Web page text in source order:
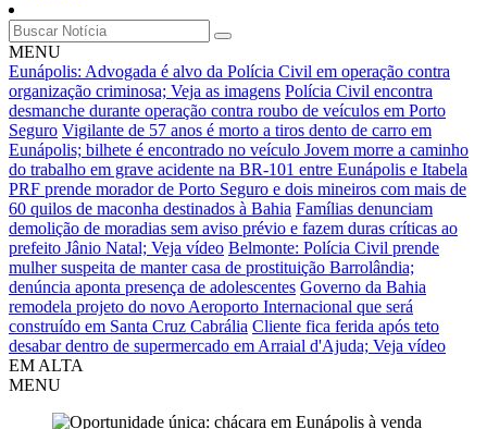
MENU
Eunápolis: Advogada é alvo da Polícia Civil em operação contra
organização criminosa; Veja as imagens Polícia Civil encontra
desmanche durante operação contra roubo de veículos em Porto
Seguro Vigilante de 57 anos é morto a tiros dento de carro em
Eunápolis; bilhete é encontrado no veículo Jovem morre a caminho
do trabalho em grave acidente na BR-101 entre Eunápolis e Itabela
PRF prende morador de Porto Seguro e dois mineiros com mais de
60 quilos de maconha destinados à Bahia Famílias denunciam
demolição de moradias sem aviso prévio e fazem duras críticas ao
prefeito Jânio Natal; Veja vídeo Belmonte: Polícia Civil prende
mulher suspeita de manter casa de prostituição Barrolândia;
denúncia aponta presença de adolescentes Governo da Bahia
remodela projeto do novo Aeroporto Internacional que será
construído em Santa Cruz Cabrália Cliente fica ferida após teto
desabar dentro de supermercado em Arraial d'Ajuda; Veja vídeo
EM ALTA
MENU